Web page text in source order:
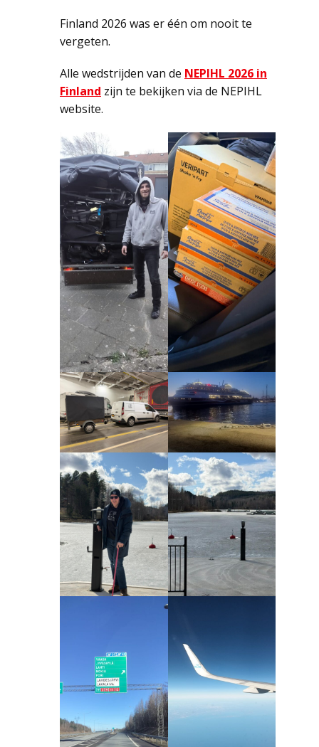
Finland 2026 was er één om nooit te
vergeten.
Alle wedstrijden van de NEPIHL 2026 in
Finland zijn te bekijken via de NEPIHL
website.